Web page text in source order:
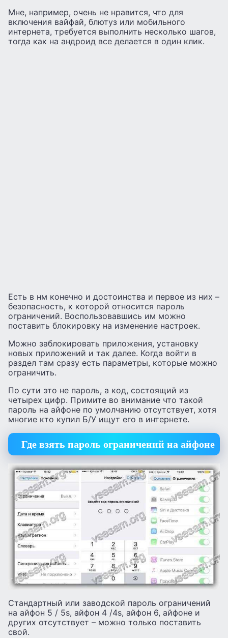
Мне, например, очень не нравится, что для
включения вайфай, блютуз или мобильного
интернета, требуется выполнить несколько шагов,
тогда как на андроид все делается в один клик.
Есть в нм конечно и достоинства и первое из них –
безопасность, к которой относится пароль
ограничений. Воспользовавшись им можно
поставить блокировку на изменение настроек.
Можно заблокировать приложения, установку
новых приложений и так далее. Когда войти в
раздел там сразу есть параметры, которые можно
ограничить.
По сути это не пароль, а код, состоящий из
четырех цифр. Примите во внимание что такой
пароль на айфоне по умолчанию отсутствует, хотя
многие кто купил Б/У ищут его в интернете.
Где взять пароль ограничений на айфоне
Стандартный или заводской пароль ограничений
на айфон 5 / 5s, айфон 4 /4s, айфон 6, айфоне и
других отсутствует – можно только поставить
свой.